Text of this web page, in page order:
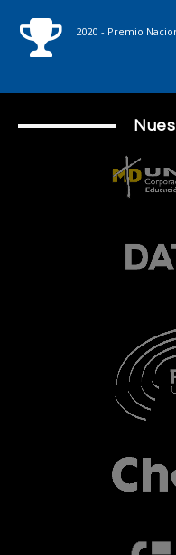
2020 - Premio